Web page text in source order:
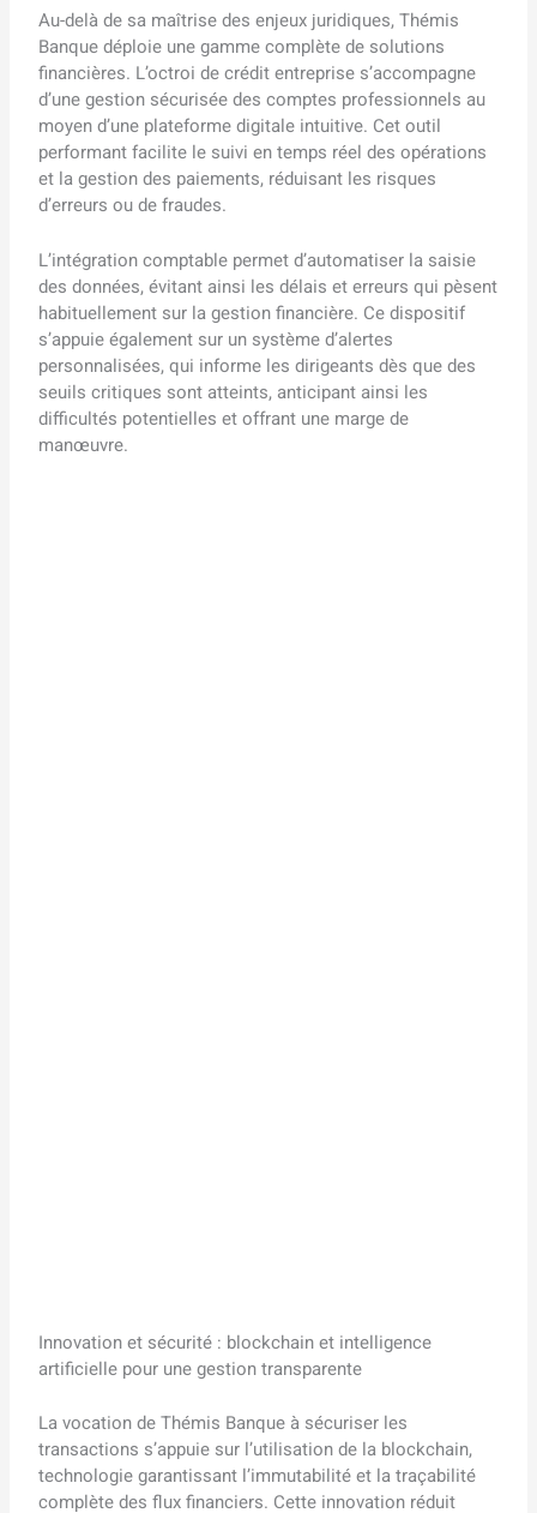
Au-delà de sa maîtrise des enjeux juridiques, Thémis
Banque déploie une gamme complète de solutions
financières. L’octroi de crédit entreprise s’accompagne
d’une gestion sécurisée des comptes professionnels au
moyen d’une plateforme digitale intuitive. Cet outil
performant facilite le suivi en temps réel des opérations
et la gestion des paiements, réduisant les risques
d’erreurs ou de fraudes.
L’intégration comptable permet d’automatiser la saisie
des données, évitant ainsi les délais et erreurs qui pèsent
habituellement sur la gestion financière. Ce dispositif
s’appuie également sur un système d’alertes
personnalisées, qui informe les dirigeants dès que des
seuils critiques sont atteints, anticipant ainsi les
difficultés potentielles et offrant une marge de
manœuvre.
Innovation et sécurité : blockchain et intelligence
artificielle pour une gestion transparente
La vocation de Thémis Banque à sécuriser les
transactions s’appuie sur l’utilisation de la blockchain,
technologie garantissant l’immutabilité et la traçabilité
complète des flux financiers. Cette innovation réduit